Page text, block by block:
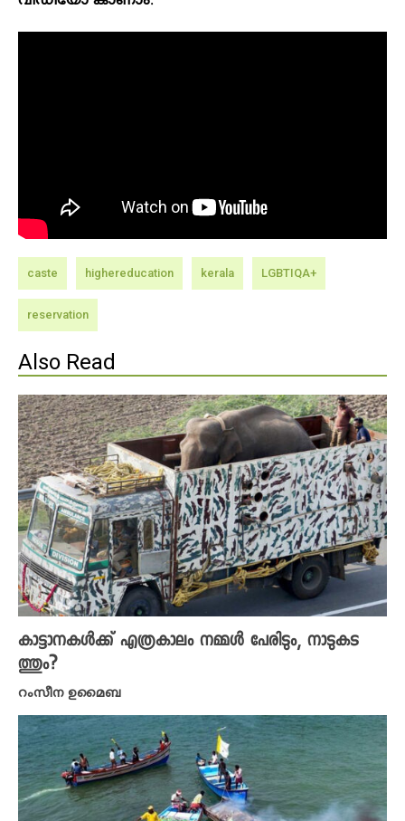
caste highereducation kerala LGBTIQA+
reservation
Also Read
കാട്ടാനകൾക്ക് എത്രകാലം നമ്മൾ പേരിടും, നാടുകട
ത്തും?
റംസീന ഉമൈബ